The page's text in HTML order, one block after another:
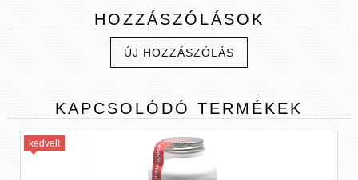
HOZZÁSZÓLÁSOK
ÚJ HOZZÁSZÓLÁS
KAPCSOLÓDÓ TERMÉKEK
kedvelt